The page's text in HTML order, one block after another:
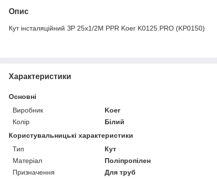
Опис
Кут інсталяційний ЗР 25x1/2M PPR Koer K0125.PRO (KP0150)
Характеристики
Основні
Виробник
Koer
Колір
Білий
Користувальницькі характеристики
Тип
Кут
Матеріал
Поліпропілен
Призначення
Для труб